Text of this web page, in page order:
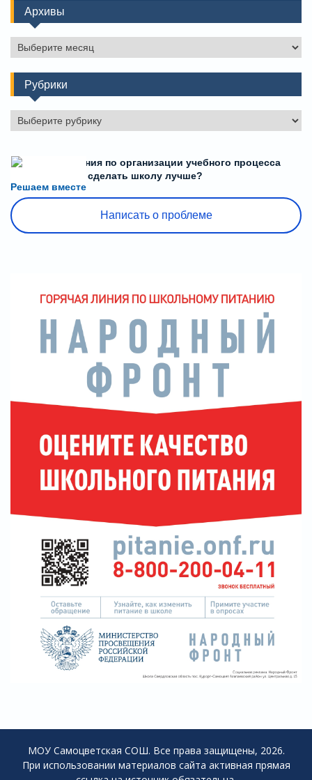
Архивы
Архивы
Рубрики
Рубрики
Решаем вместе
Есть предложения по организации учебного процесса
или знаете, как сделать школу лучше?
Написать о проблеме
МОУ Самоцветская СОШ. Все права защищены, 2026.
При использовании материалов сайта активная прямая